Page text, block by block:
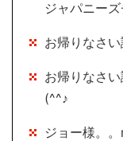
ジャパニー
お帰りなさ
お帰りなさ
(^^♪
ジョー様。